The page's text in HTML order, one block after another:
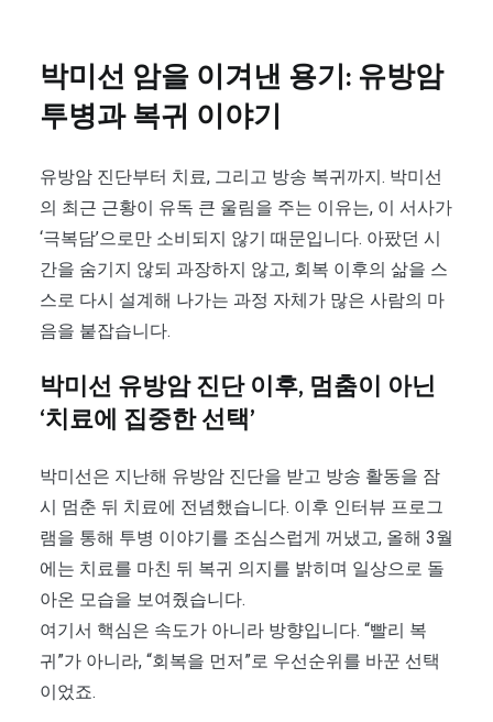
박미선 암을 이겨낸 용기: 유방암
투병과 복귀 이야기
유방암 진단부터 치료, 그리고 방송 복귀까지. 박미선
의 최근 근황이 유독 큰 울림을 주는 이유는, 이 서사가
‘극복담’으로만 소비되지 않기 때문입니다. 아팠던 시
간을 숨기지 않되 과장하지 않고, 회복 이후의 삶을 스
스로 다시 설계해 나가는 과정 자체가 많은 사람의 마
음을 붙잡습니다.
박미선 유방암 진단 이후, 멈춤이 아닌
‘치료에 집중한 선택’
박미선은 지난해 유방암 진단을 받고 방송 활동을 잠
시 멈춘 뒤 치료에 전념했습니다. 이후 인터뷰 프로그
램을 통해 투병 이야기를 조심스럽게 꺼냈고, 올해 3월
에는 치료를 마친 뒤 복귀 의지를 밝히며 일상으로 돌
아온 모습을 보여줬습니다.
여기서 핵심은 속도가 아니라 방향입니다. “빨리 복
귀”가 아니라, “회복을 먼저”로 우선순위를 바꾼 선택
이었죠.